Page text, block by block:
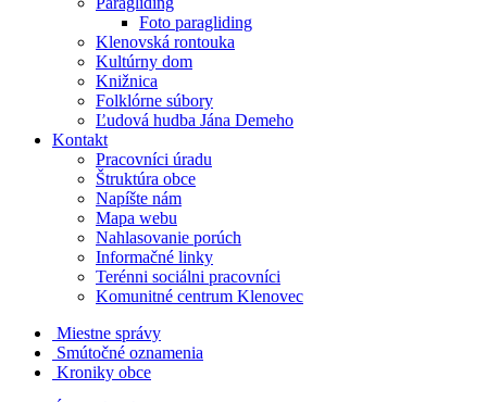
Foto paragliding
Klenovská rontouka
Kultúrny dom
Knižnica
Folklórne súbory
Ľudová hudba Jána Demeho
Kontakt
Pracovníci úradu
Štruktúra obce
Napíšte nám
Mapa webu
Nahlasovanie porúch
Informačné linky
Terénni sociálni pracovníci
Komunitné centrum Klenovec
Miestne správy
Smútočné oznamenia
Kroniky obce